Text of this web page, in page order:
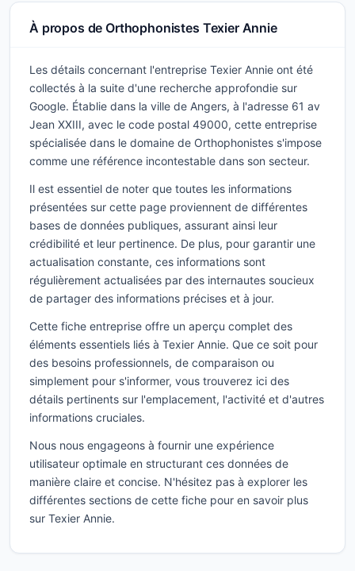
À propos de Orthophonistes Texier Annie
Les détails concernant l'entreprise Texier Annie ont été
collectés à la suite d'une recherche approfondie sur
Google. Établie dans la ville de Angers, à l'adresse 61 av
Jean XXIII, avec le code postal 49000, cette entreprise
spécialisée dans le domaine de Orthophonistes s'impose
comme une référence incontestable dans son secteur.
Il est essentiel de noter que toutes les informations
présentées sur cette page proviennent de différentes
bases de données publiques, assurant ainsi leur
crédibilité et leur pertinence. De plus, pour garantir une
actualisation constante, ces informations sont
régulièrement actualisées par des internautes soucieux
de partager des informations précises et à jour.
Cette fiche entreprise offre un aperçu complet des
éléments essentiels liés à Texier Annie. Que ce soit pour
des besoins professionnels, de comparaison ou
simplement pour s'informer, vous trouverez ici des
détails pertinents sur l'emplacement, l'activité et d'autres
informations cruciales.
Nous nous engageons à fournir une expérience
utilisateur optimale en structurant ces données de
manière claire et concise. N'hésitez pas à explorer les
différentes sections de cette fiche pour en savoir plus
sur Texier Annie.